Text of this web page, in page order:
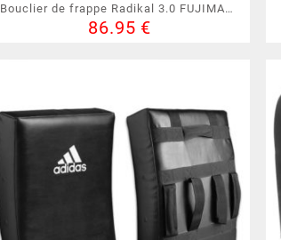
Bouclier de frappe Radikal 3.0 FUJIMAE (
30312 )
86.95 €